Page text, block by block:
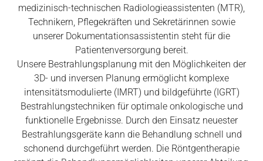
medizinisch-technischen Radiologieassistenten (MTR),
Technikern, Pflegekräften und Sekretärinnen sowie
unserer Dokumentationsassistentin steht für die
Patientenversorgung bereit.
Unsere Bestrahlungsplanung mit den Möglichkeiten der
3D- und inversen Planung ermöglicht komplexe
intensitätsmodulierte (IMRT) und bildgeführte (IGRT)
Bestrahlungstechniken für optimale onkologische und
funktionelle Ergebnisse. Durch den Einsatz neuester
Bestrahlungsgeräte kann die Behandlung schnell und
schonend durchgeführt werden. Die Röntgentherapie